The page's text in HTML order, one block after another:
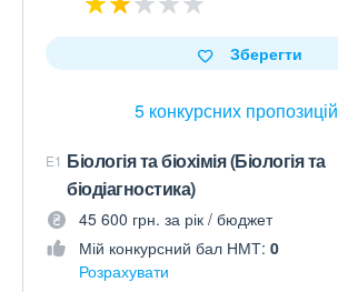
5 конкурсних пропозицій
Зберегти
E1 Біологія та біохімія (Біологія та
біодіагностика)
45 600 грн. за рік / бюджет
Мій конкурсний бал НМТ: 0
Розрахувати